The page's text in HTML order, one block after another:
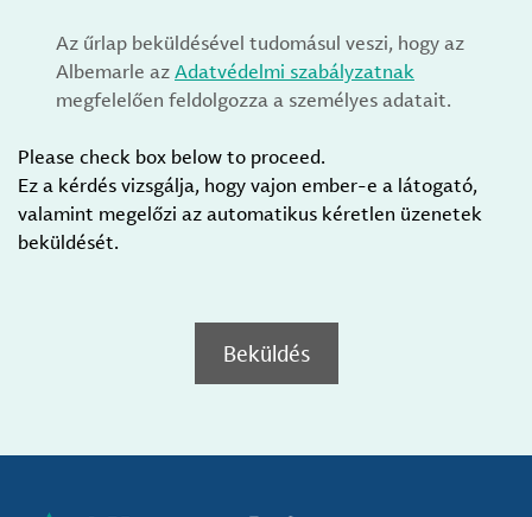
Az űrlap beküldésével tudomásul veszi, hogy az
Albemarle azAdatvédelmi szabályzatnak
megfelelően feldolgozza a személyes adatait.
Please check box below to proceed.
Ez a kérdés vizsgálja, hogy vajon ember-e a látogató,
valamint megelőzi az automatikus kéretlen üzenetek
beküldését.
Beküldés